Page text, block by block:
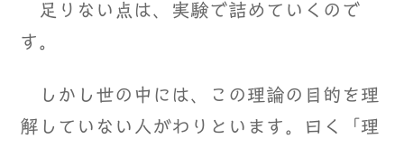
足りない点は、実験で詰めていくので
す。
しかし世の中には、この理論の目的を理
解していない人がわりといます。曰く「理